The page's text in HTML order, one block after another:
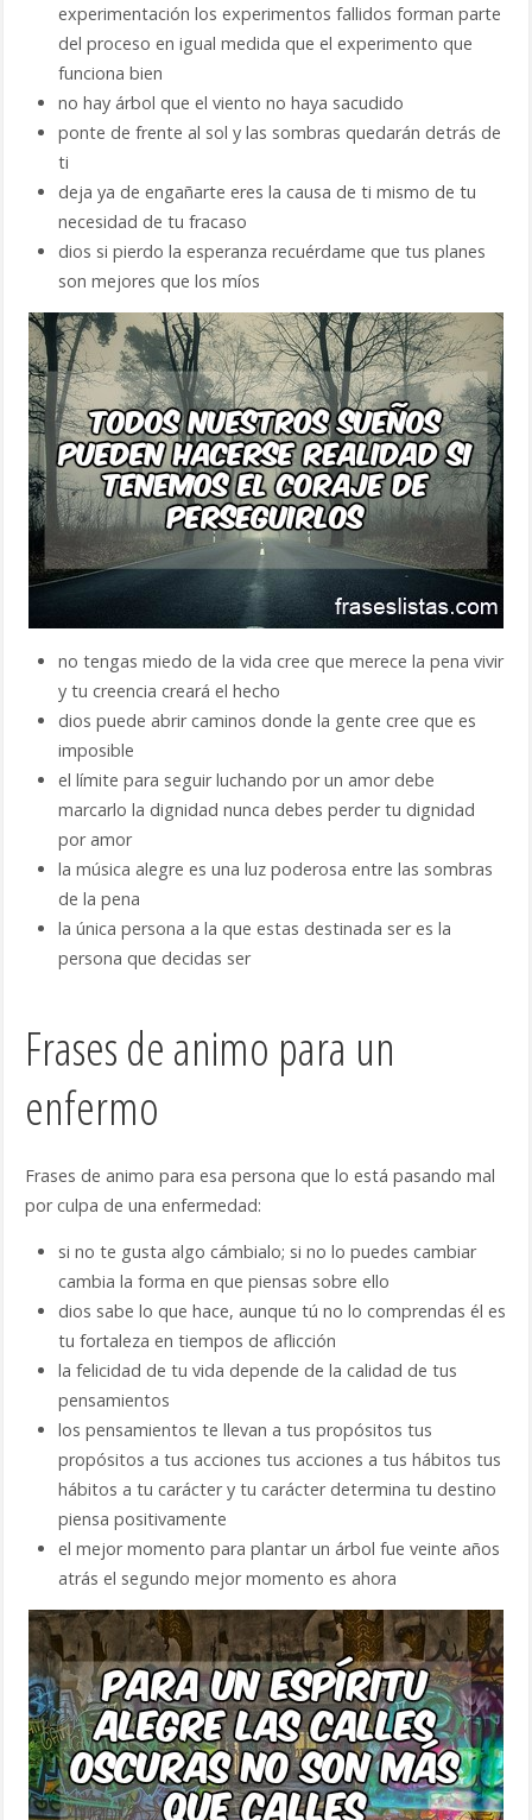
experimentación los experimentos fallidos forman parte
del proceso en igual medida que el experimento que
funciona bien
no hay árbol que el viento no haya sacudido
ponte de frente al sol y las sombras quedarán detrás de
ti
deja ya de engañarte eres la causa de ti mismo de tu
necesidad de tu fracaso
dios si pierdo la esperanza recuérdame que tus planes
son mejores que los míos
no tengas miedo de la vida cree que merece la pena vivir
y tu creencia creará el hecho
dios puede abrir caminos donde la gente cree que es
imposible
el límite para seguir luchando por un amor debe
marcarlo la dignidad nunca debes perder tu dignidad
por amor
la música alegre es una luz poderosa entre las sombras
de la pena
la única persona a la que estas destinada ser es la
persona que decidas ser
Frases de animo para un
enfermo
Frases de animo para esa persona que lo está pasando mal
por culpa de una enfermedad:
si no te gusta algo cámbialo; si no lo puedes cambiar
cambia la forma en que piensas sobre ello
dios sabe lo que hace, aunque tú no lo comprendas él es
tu fortaleza en tiempos de aflicción
la felicidad de tu vida depende de la calidad de tus
pensamientos
los pensamientos te llevan a tus propósitos tus
propósitos a tus acciones tus acciones a tus hábitos tus
hábitos a tu carácter y tu carácter determina tu destino
piensa positivamente
el mejor momento para plantar un árbol fue veinte años
atrás el segundo mejor momento es ahora